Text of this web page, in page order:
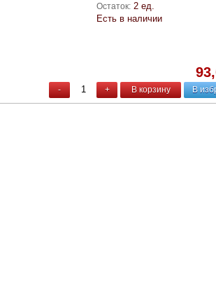
Остаток: 2 ед.
Есть в наличии
- + В корзину В